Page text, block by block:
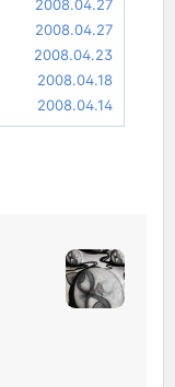
2008.04.27
2008.04.27
2008.04.23
2008.04.18
2008.04.14